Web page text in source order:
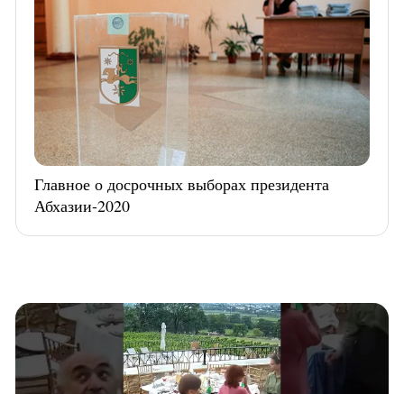
Главное о досрочных выборах президента
Абхазии-2020